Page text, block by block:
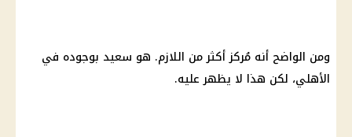
ومن الواضح أنه مُركز أكثر من اللازم. هو سعيد بوجوده في
الأهلي، لكن هذا لا يظهر عليه.